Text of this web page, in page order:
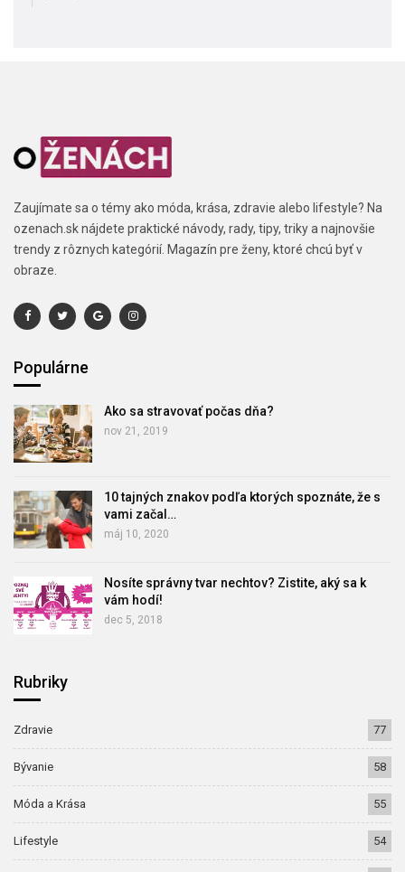
Zaujímate sa o témy ako móda, krása, zdravie alebo lifestyle? Na
ozenach.sk nájdete praktické návody, rady, tipy, triky a najnovšie
trendy z rôznych kategórií. Magazín pre ženy, ktoré chcú byť v
obraze.
Populárne
Ako sa stravovať počas dňa?
nov 21, 2019
10 tajných znakov podľa ktorých spoznáte, že s
vami začal…
máj 10, 2020
Nosíte správny tvar nechtov? Zistite, aký sa k
vám hodí!
dec 5, 2018
Rubriky
Zdravie 77
Bývanie 58
Móda a Krása 55
Lifestyle 54